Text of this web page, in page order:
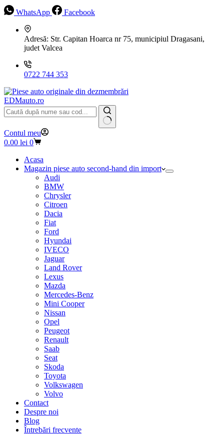
WhatsApp Facebook
Adresă: Str. Capitan Hoarca nr 75, municipiul Dragasani,
judet Valcea
0722 744 353
EDMauto.ro
Niciun
rezultat
Contul meu
Coș
cumpărături
0.00 lei 0
Acasa
Magazin piese auto second-hand din import
Audi
BMW
Chrysler
Citroen
Dacia
Fiat
Ford
Hyundai
IVECO
Jaguar
Land Rover
Lexus
Mazda
Mercedes-Benz
Mini Cooper
Nissan
Opel
Peugeot
Renault
Saab
Seat
Skoda
Toyota
Volkswagen
Volvo
Contact
Despre noi
Blog
Întrebări frecvente